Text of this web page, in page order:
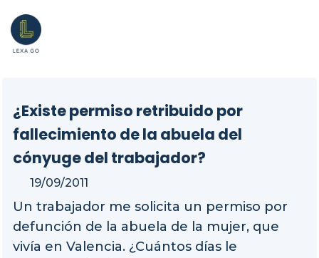
¿Existe permiso retribuido por
fallecimiento de la abuela del
cónyuge del trabajador?
19/09/2011
Un trabajador me solicita un permiso por
defunción de la abuela de la mujer, que
vivía en Valencia. ¿Cuántos días le